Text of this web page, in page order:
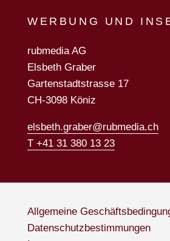
WERBUNG UND
rubmedia AG
Elsbeth Graber
Gartenstadtstrasse 17
CH-3098 Köniz
elsbeth.graber@rubmedia.ch
T +41 31 380 13 23
Allgemeine
Datenschutzbestimmungen